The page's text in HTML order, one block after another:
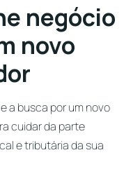
negócio
novo
a busca por um novo
cuidar da parte
e tributária da sua